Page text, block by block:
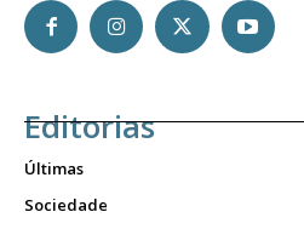
Editorias
Últimas
Sociedade